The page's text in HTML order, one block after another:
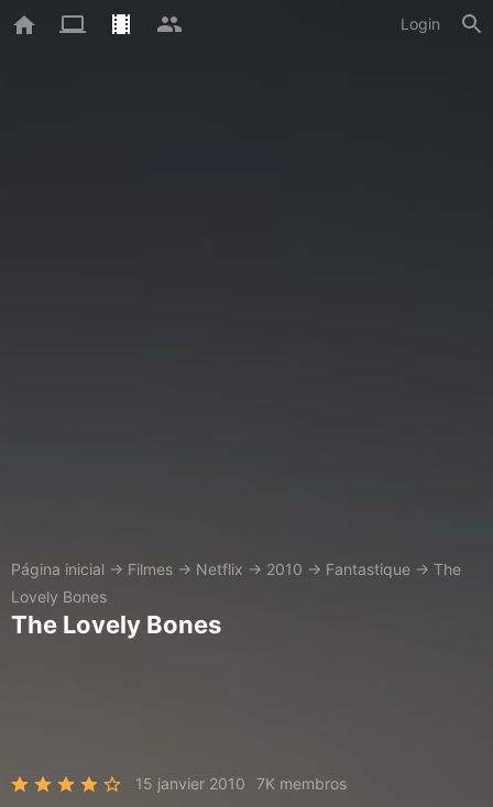
Login
Página inicial → Filmes → Netflix → 2010 → Fantastique → The
Lovely Bones
The Lovely Bones
15 janvier 2010 7K membros